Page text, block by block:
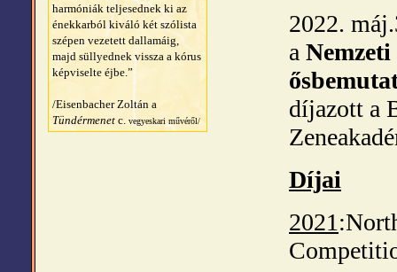
harmóniák teljesednek ki az
énekkarból kiváló két szólista
szépen vezetett dallamáig,
majd süllyednek vissza a kórus
képviselte éjbe.”
/Eisenbacher Zoltán a
Tündérmenet c. vegyeskari művéről/
2022.
a
díjazott a
Díjai
2021